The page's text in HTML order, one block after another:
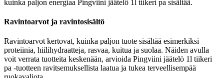
kuinka paljon energiaa Pingviini jäätelö 1l tiikeri pa sisältää.
Ravintoarvot ja ravintosisältö
Ravintoarvot kertovat, kuinka paljon tuote sisältää esimerkiksi
proteiinia, hiilihydraatteja, rasvaa, kuitua ja suolaa. Näiden avulla
voit verrata tuotteita keskenään, arvioida Pingviini jäätelö 1l tiikeri
pa -tuotteen ravitsemuksellista laatua ja tukea terveellisempää